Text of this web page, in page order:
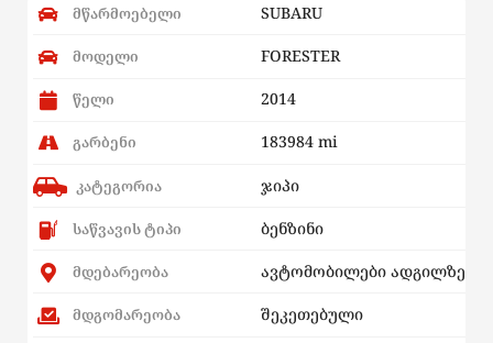
მწარმოებელი SUBARU
მოდელი FORESTER
წელი 2014
გარბენი 183984 mi
კატეგორია ჯიპი
საწვავის ტიპი ბენზინი
მდებარეობა ავტომობილები ადგილზე
მდგომარეობა შეკეთებული